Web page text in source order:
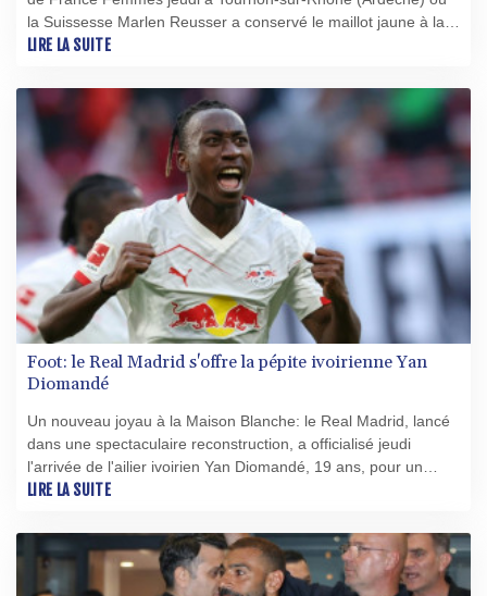
la Suissesse Marlen Reusser a conservé le maillot jaune à la
veille de l'étape reine menant vendredi au sommet du Mont
LIRE LA SUITE
Foot: le Real Madrid s'offre la pépite ivoirienne Yan
Diomandé
Un nouveau joyau à la Maison Blanche: le Real Madrid, lancé
dans une spectaculaire reconstruction, a officialisé jeudi
l'arrivée de l'ailier ivoirien Yan Diomandé, 19 ans, pour un
montant estimé à 140 millions d'euros bonus compris, ce qui
LIRE LA SUITE